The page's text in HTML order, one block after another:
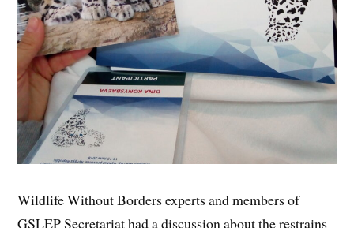
Wildlife Without Borders experts and members of
GSLEP Secretariat had a discussion about the restrains